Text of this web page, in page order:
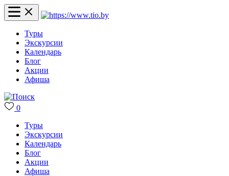
Туры
Экскурсии
Календарь
Блог
Акции
Афиша
0
Туры
Экскурсии
Календарь
Блог
Акции
Афиша